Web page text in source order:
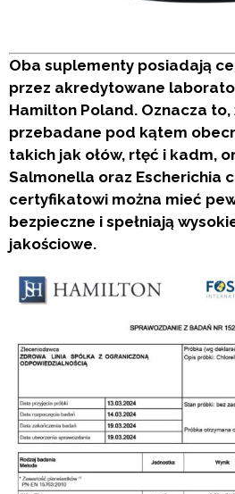
Oba suplementy posiadają
przez akredytowane
Hamilton Poland. Oznacza to,
przebadane pod kątem
takich jak ołów, rtęć i kadm,
Salmonella oraz Escherichia
certyfikatowi można mieć
bezpieczne i spełniają
jakościowe.